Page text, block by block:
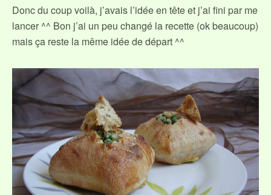
Donc du coup voilà, j’avais l’idée en tête et j’ai fini par me
lancer ^^ Bon j’ai un peu changé la recette (ok beaucoup)
mais ça reste la même idée de départ ^^